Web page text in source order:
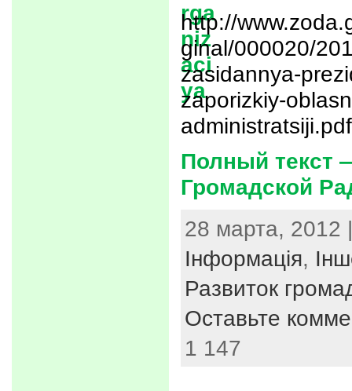
http://
ginal/000020/
zasidannya-
zaporizkiy-
administratsiji.pdf
Полный текст
Громадской
28 марта, 2012
Інформація,
Развиток
Оставьте
1 147